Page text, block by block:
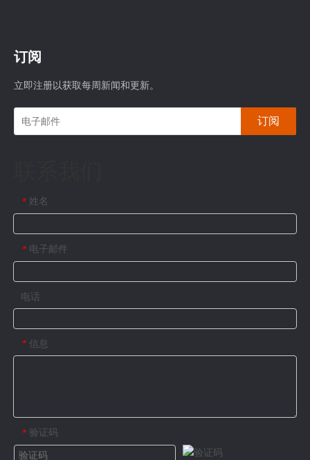
订阅
立即注册以获取每周新闻和更新。
订阅
* 姓名
* 电子邮件
电话
* 信息
* 验证码